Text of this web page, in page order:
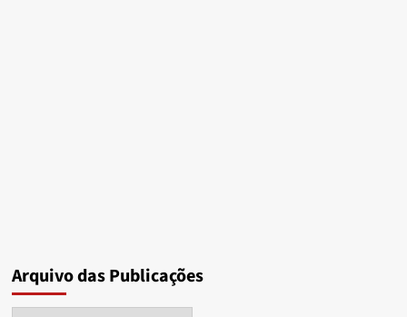
Arquivo das Publicações